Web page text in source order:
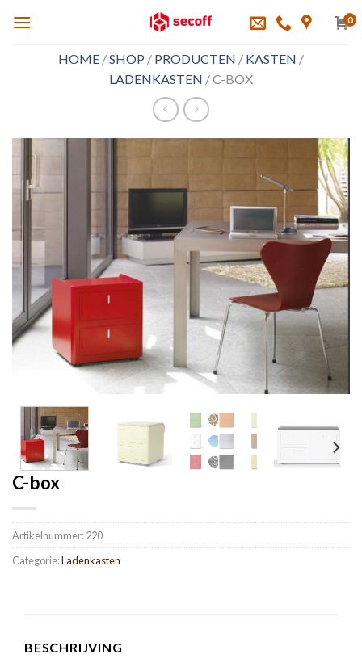
0
HOME /SHOP / PRODUCTEN / KASTEN /
LADENKASTEN /C-BOX
C-box
Artikelnummer:220
Categorie:Ladenkasten
BESCHRIJVING